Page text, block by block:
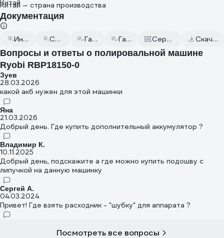
Китай — страна производства
Документация
Инструкция к товару Сертификат дилера Гарантийный талон Гарантийный талон Сертификаты соответствия Скачать всю документацию
Вопросы и ответы о полировальной машине
Ryobi RBP18150-0
Зуев
28.03.2026
какой акб нужен для этой машинки
Яна
21.03.2026
Добрый день. Где купить дополнительный аккумулятор ?
Владимир К.
10.11.2025
Добрый день, подскажите а где можно купить подошву с
липучкой на данную машинку
Сергей А.
04.03.2024
Привет! Где взять расходник - "шубку" для аппарата ?
Посмотреть все вопросы